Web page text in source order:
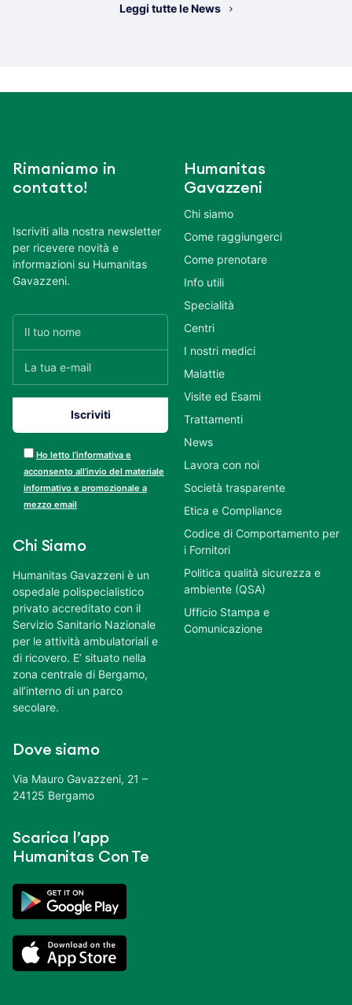
Leggi tutte le News
Rimaniamo in
contatto!
Iscriviti alla nostra newsletter
per ricevere novità e
informazioni su Humanitas
Gavazzeni.
Ho letto l’informativa e
acconsento all’invio del materiale
informativo e promozionale a
mezzo email
Chi Siamo
Humanitas Gavazzeni è un
ospedale polispecialistico
privato accreditato con il
Servizio Sanitario Nazionale
per le attività ambulatoriali e
di ricovero. E’ situato nella
zona centrale di Bergamo,
all’interno di un parco
secolare.
Dove siamo
Via Mauro Gavazzeni, 21 –
24125 Bergamo
Scarica l’app
Humanitas Con Te
Humanitas
Gavazzeni
Chi siamo
Come raggiungerci
Come prenotare
Info utili
Specialità
Centri
I nostri medici
Malattie
Visite ed Esami
Trattamenti
News
Lavora con noi
Società trasparente
Etica e Compliance
Codice di Comportamento per
i Fornitori
Politica qualità sicurezza e
ambiente (QSA)
Ufficio Stampa e
Comunicazione